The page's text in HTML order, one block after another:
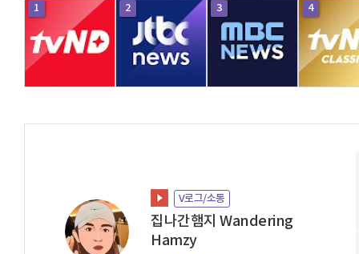
1 2 3 4
V로그/소통
집나간햄지 Wandering
Hamzy